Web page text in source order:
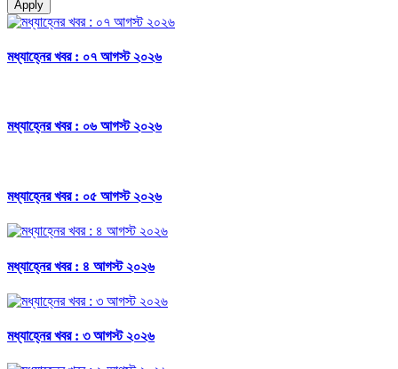
Apply
মধ্যাহ্নের খবর : ০৭ আগস্ট ২০২৬
মধ্যাহ্নের খবর : ০৬ আগস্ট ২০২৬
মধ্যাহ্নের খবর : ০৫ আগস্ট ২০২৬
মধ্যাহ্নের খবর : ৪ আগস্ট ২০২৬
মধ্যাহ্নের খবর : ৩ আগস্ট ২০২৬